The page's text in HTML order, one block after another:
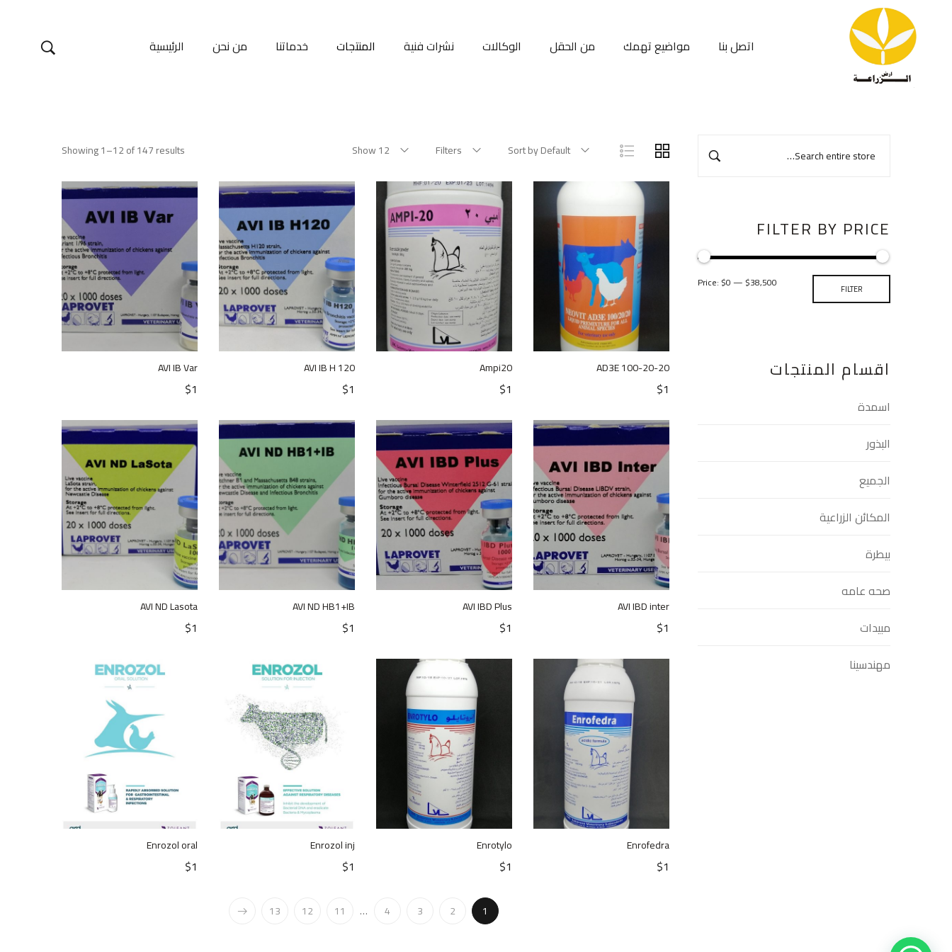
الرئيسية من نحن خدماتنا المنتجات نشرات فنية الوكالات من الحقل مواضيع تهمك اتصل بنا
FILTER BY PRICE
FILTER
Price:$0—$38,500
اقسام المنتجات
اسمدة
البذور
الجميع
المكائن الزراعية
بيطرة
صحه عامه
مبيدات
مهندسينا
Showing 1–12 of 147 results Show 12 Filters Sort by Default
AD3E 100-20-20
$1
Ampi20
$1
AVI IB H 120
$1
AVI IB Var
$1
AVI IBD inter
$1
AVI IBD Plus
$1
AVI ND HB1+IB
$1
AVI ND Lasota
$1
Enrofedra
$1
Enrotylo
$1
Enrozol inj
$1
Enrozol oral
$1
1
2
3
4
…
11
12
13